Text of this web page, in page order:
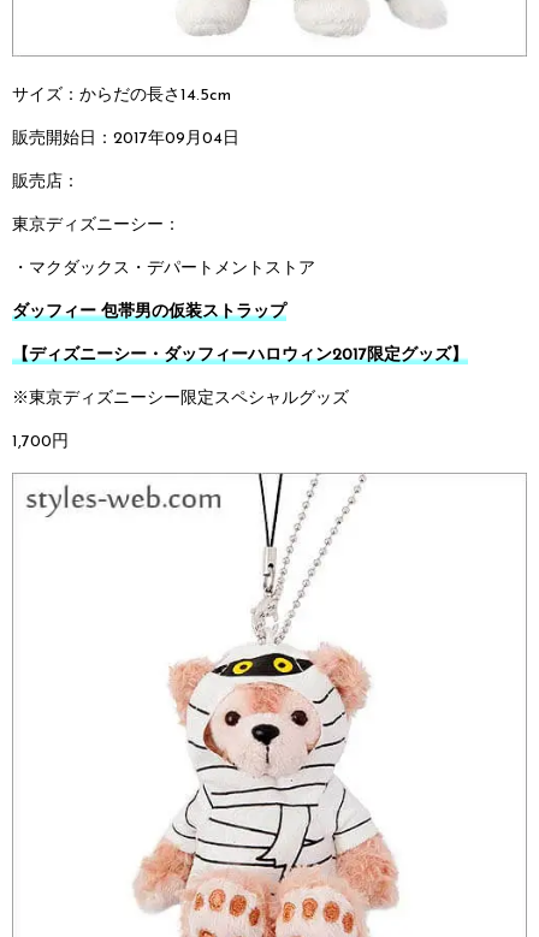
サイズ：からだの長さ14.5cm
販売開始日：2017年09月04日
販売店：
東京ディズニーシー：
・マクダックス・デパートメントストア
ダッフィー 包帯男の仮装ストラップ
【ディズニーシー・ダッフィーハロウィン2017限定グッズ】
※東京ディズニーシー限定スペシャルグッズ
1,700円